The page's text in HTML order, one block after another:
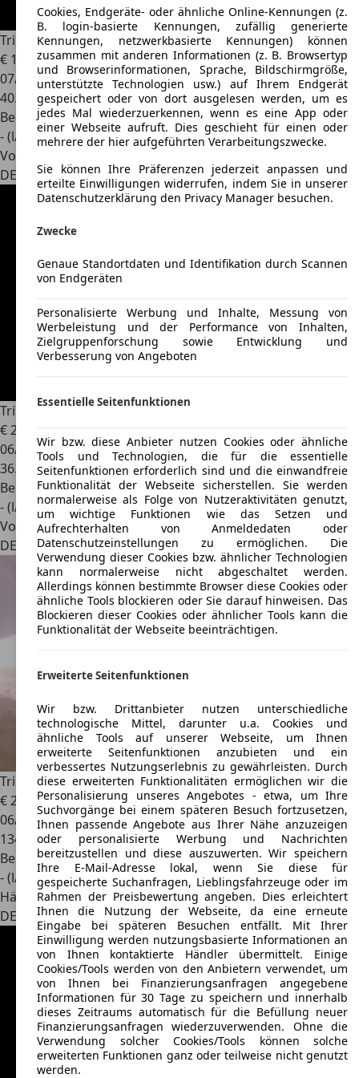
Triumph TR6
€ 17.000
07/1971
40.000 km
Benzin
- (l/100 km)
Von privat
DE 14476 Potsdam, Stadt
Triumph TR6
€ 21.500
06/1975
36.680 km
Benzin
- (l/100 km)
Von privat
DE 81379München, Landeshauptstadt
Triumph TR6
€ 20.900
06/1971
134.311 km
Benzin
- (l/100 km)
Händler
DE 63768Hösbach
Cookies, Endgeräte- oder ähnliche Online-Kennungen (z.
B. login-basierte Kennungen, zufällig generierte
Kennungen, netzwerkbasierte Kennungen) können
zusammen mit anderen Informationen (z. B. Browsertyp
und Browserinformationen, Sprache, Bildschirmgröße,
unterstützte Technologien usw.) auf Ihrem Endgerät
gespeichert oder von dort ausgelesen werden, um es
jedes Mal wiederzuerkennen, wenn es eine App oder
einer Webseite aufruft. Dies geschieht für einen oder
mehrere der hier aufgeführten Verarbeitungszwecke.
Sie können Ihre Präferenzen jederzeit anpassen und
erteilte Einwilligungen widerrufen, indem Sie in unserer
Datenschutzerklärung den Privacy Manager besuchen.
Zwecke
Genaue Standortdaten und Identifikation durch Scannen
von Endgeräten
Personalisierte Werbung und Inhalte, Messung von
Werbeleistung und der Performance von Inhalten,
Zielgruppenforschung sowie Entwicklung und
Verbesserung von Angeboten
Essentielle Seitenfunktionen
Wir bzw. diese Anbieter nutzen Cookies oder ähnliche
Tools und Technologien, die für die essentielle
Seitenfunktionen erforderlich sind und die einwandfreie
Funktionalität der Webseite sicherstellen. Sie werden
normalerweise als Folge von Nutzeraktivitäten genutzt,
um wichtige Funktionen wie das Setzen und
Aufrechterhalten von Anmeldedaten oder
Datenschutzeinstellungen zu ermöglichen. Die
Verwendung dieser Cookies bzw. ähnlicher Technologien
kann normalerweise nicht abgeschaltet werden.
Allerdings können bestimmte Browser diese Cookies oder
ähnliche Tools blockieren oder Sie darauf hinweisen. Das
Blockieren dieser Cookies oder ähnlicher Tools kann die
Funktionalität der Webseite beeinträchtigen.
Erweiterte Seitenfunktionen
Wir bzw. Drittanbieter nutzen unterschiedliche
technologische Mittel, darunter u.a. Cookies und
ähnliche Tools auf unserer Webseite, um Ihnen
erweiterte Seitenfunktionen anzubieten und ein
verbessertes Nutzungserlebnis zu gewährleisten. Durch
diese erweiterten Funktionalitäten ermöglichen wir die
Personalisierung unseres Angebotes - etwa, um Ihre
Suchvorgänge bei einem späteren Besuch fortzusetzen,
Ihnen passende Angebote aus Ihrer Nähe anzuzeigen
oder personalisierte Werbung und Nachrichten
bereitzustellen und diese auszuwerten. Wir speichern
Ihre E-Mail-Adresse lokal, wenn Sie diese für
gespeicherte Suchanfragen, Lieblingsfahrzeuge oder im
Rahmen der Preisbewertung angeben. Dies erleichtert
Ihnen die Nutzung der Webseite, da eine erneute
Eingabe bei späteren Besuchen entfällt. Mit Ihrer
Einwilligung werden nutzungsbasierte Informationen an
von Ihnen kontaktierte Händler übermittelt. Einige
Cookies/Tools werden von den Anbietern verwendet, um
von Ihnen bei Finanzierungsanfragen angegebene
Informationen für 30 Tage zu speichern und innerhalb
dieses Zeitraums automatisch für die Befüllung neuer
Finanzierungsanfragen wiederzuverwenden. Ohne die
Verwendung solcher Cookies/Tools können solche
erweiterten Funktionen ganz oder teilweise nicht genutzt
werden.